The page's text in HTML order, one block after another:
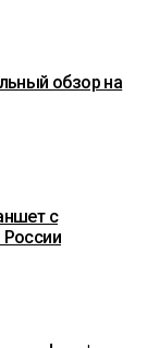
обзор на
с
России